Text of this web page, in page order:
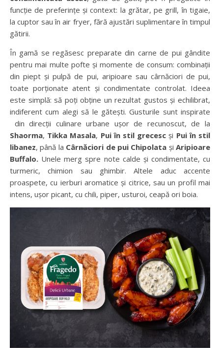
funcție de preferințe și context: la grătar, pe grill, în tigaie,
la cuptor sau în air fryer, fără ajustări suplimentare în timpul
gătirii.
În gamă se regăsesc preparate din carne de pui gândite
pentru mai multe pofte și momente de consum: combinații
din piept și pulpă de pui, aripioare sau cârnăciori de pui,
toate porționate atent și condimentate controlat. Ideea
este simplă: să poți obține un rezultat gustos și echilibrat,
indiferent cum alegi să le gătești. Gusturile sunt inspirate
din direcții culinare urbane ușor de recunoscut, de la
Shaorma, Tikka Masala, Pui în stil grecesc și Pui în stil
libanez, până la Cârnăciori de pui Chipolata și Aripioare
Buffalo. Unele merg spre note calde și condimentate, cu
turmeric, chimion sau ghimbir. Altele aduc accente
proaspete, cu ierburi aromatice și citrice, sau un profil mai
intens, ușor picant, cu chili, piper, usturoi, ceapă ori boia.